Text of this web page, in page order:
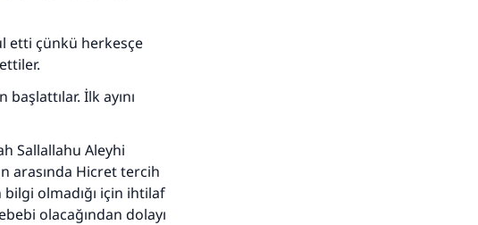
etti çünkü herkesçe
İlk ayını
Sallallahu Aleyhi
arasında Hicret tercih
olmadığı için ihtilaf
olacağından dolayı
kadar